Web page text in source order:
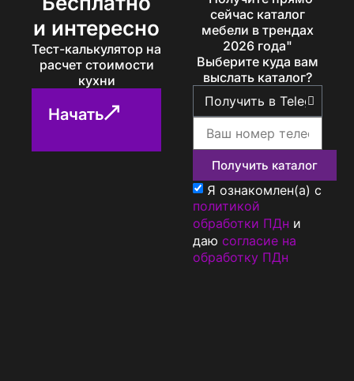
и интересно
Тест-калькулятор на
расчет стоимости
кухни
Начать
сейчас каталог
мебели в трендах
2026 года"
Выберите куда вам
выслать каталог?
Получить каталог
Я ознакомлен(а) с
политикой
обработки ПДн и
даю согласие на
обработку ПДн